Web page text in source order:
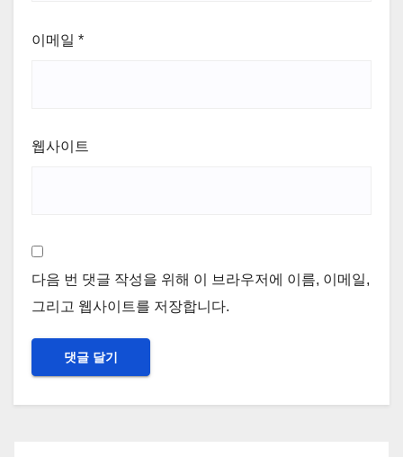
이메일 *
웹사이트
다음 번 댓글 작성을 위해 이 브라우저에 이름, 이메일,
그리고 웹사이트를 저장합니다.